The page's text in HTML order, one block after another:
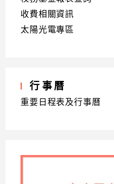
收費相關資訊
太陽光電專區
行事曆
重要日程表及行事曆